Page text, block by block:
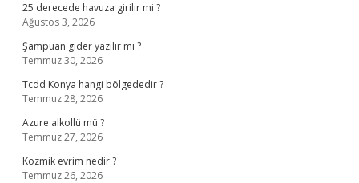
25 derecede havuza girilir mi ?
Ağustos 3, 2026
Şampuan gider yazılır mı ?
Temmuz 30, 2026
Tcdd Konya hangi bölgededir ?
Temmuz 28, 2026
Azure alkollü mü ?
Temmuz 27, 2026
Kozmik evrim nedir ?
Temmuz 26, 2026